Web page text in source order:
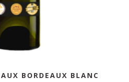
BORDEAUX BLANC